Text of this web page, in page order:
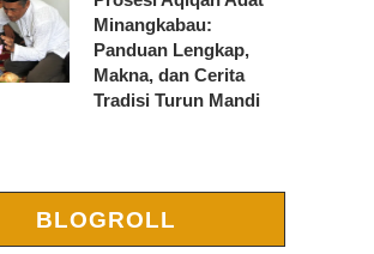
Minangkabau:
Panduan Lengkap,
Makna, dan Cerita
Tradisi Turun Mandi
BLOGROLL